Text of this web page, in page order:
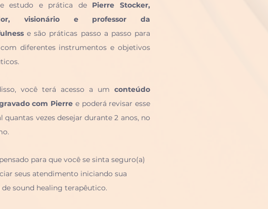
estudo e prática de Pierre Stocker,
visionário e professor da
e são práticas passo a passo para
diferentes instrumentos e objetivos
você terá acesso a um conteúdo
com Pierre e poderá revisar esse
quantas vezes desejar durante 2 anos, no
para que você se sinta seguro(a)
seus atendimento iniciando sua
de sound healing terapêutico.